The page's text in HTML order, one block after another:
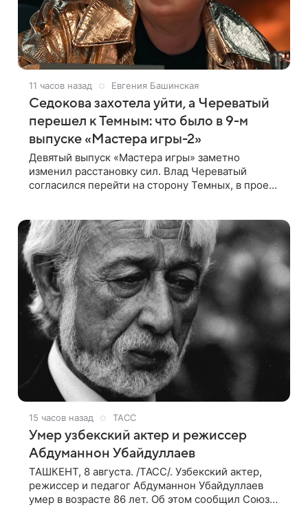
11 часов назад Евгения Башинская
Седокова захотела уйти, а Череватый
перешел к Темным: что было в 9-м
выпуске «Мастера игры-2»
Девятый выпуск «Мастера игры» заметно
изменил расстановку сил. Влад Череватый
согласился перейти на сторону Темных, в проект
15 часов назад ТАСС
Умер узбекский актер и режиссер
Абдуманнон Убайдуллаев
ТАШКЕНТ, 8 августа. /ТАСС/. Узбекский актер,
режиссер и педагог Абдуманнон Убайдуллаев
умер в возрасте 86 лет. Об этом сообщил Союз